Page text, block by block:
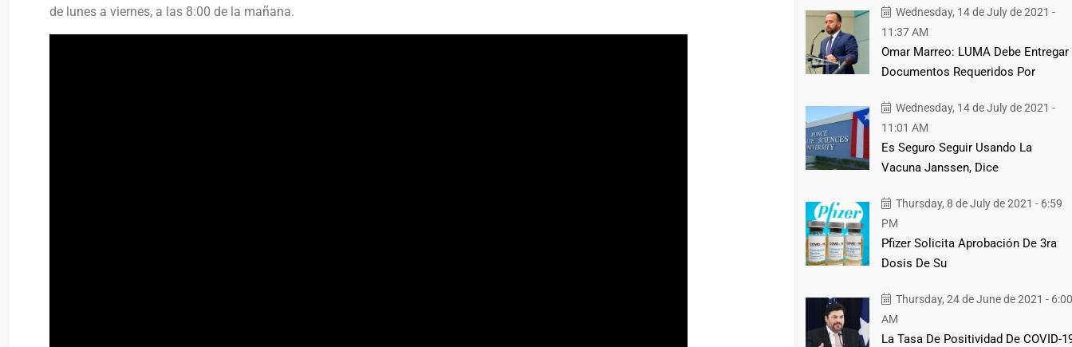
de lunes a viernes, a las 8:00 de la mañana.
Wednesday, 14 de July de 2021 -
11:37 AM
Omar Marreo: LUMA Debe Entregar
Documentos Requeridos Por
Wednesday, 14 de July de 2021 -
11:01 AM
Es Seguro Seguir Usando La
Vacuna Janssen, Dice
Thursday, 8 de July de 2021 - 6:59
PM
Pfizer Solicita Aprobación De 3ra
Dosis De Su
Thursday, 24 de June de 2021 - 6:00
AM
La Tasa De Positividad De COVID-